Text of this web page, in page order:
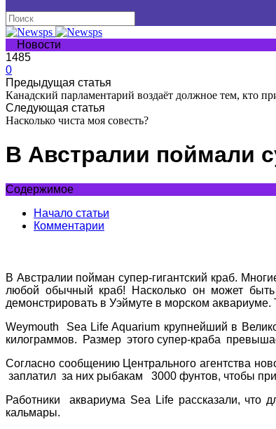
Новости
1485
0
Предыдущая статья
Канадский парламентарий воздаёт должное тем, кто
Следующая статья
Насколько чиста моя совесть?
В Австралии поймали
Содержимое
Начало статьи
Комментарии
В Австралии пойман супер-гигантский краб.
любой обычный краб! Насколько он может
демонстрировать в Уэймуте в морском
Weymouth Sea Life Aquarium крупнейший в
килограммов. Размер этого супер-краба
Согласно сообщению Центрального агентства
заплатил за них рыбакам 3000 фунтов, чтобы
Работники аквариума Sea Life рассказали, что
кальмары.